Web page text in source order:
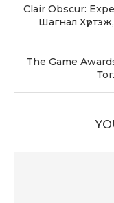
Clair Obscur:
Шагнал
The Game